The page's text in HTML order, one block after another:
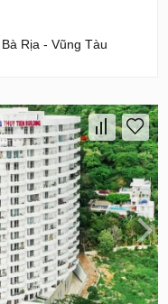
Rịa - Vũng Tàu